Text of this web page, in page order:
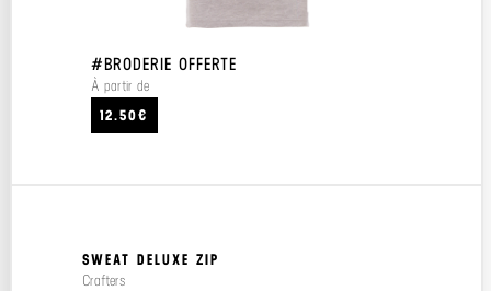
#BRODERIE OFFERTE
À partir de
12.50€
SWEAT DELUXE ZIP
Crafters